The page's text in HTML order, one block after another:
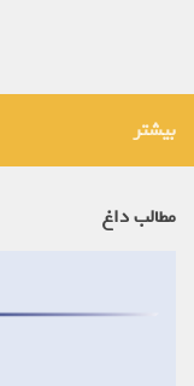
بیشتر
مطالب داغ